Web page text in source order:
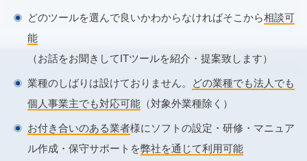
どのツールを選んで良いかわからなければそこから相談可
能
（お話をお聞きしてITツールを紹介・提案致します）
業種のしばりは設けておりません。
どの業種でも法人でも
個人事業主でも対応可能 （対象外業種除く）
お付き合いのある業者様にソフトの設定・研修・マニュア
ル作成・保守サポートを弊社を通じて利用可能